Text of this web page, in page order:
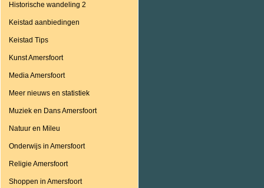
Historische wandeling 2
Keistad aanbiedingen
Keistad Tips
Kunst Amersfoort
Media Amersfoort
Meer nieuws en statistiek
Muziek en Dans Amersfoort
Natuur en Mileu
Onderwijs in Amersfoort
Religie Amersfoort
Shoppen in Amersfoort